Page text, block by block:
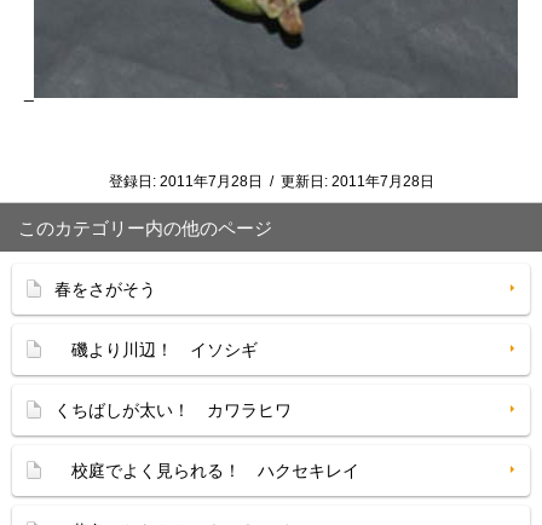
登録日: 2011年7月28日 / 更新日: 2011年7月28日
このカテゴリー内の他のページ
春をさがそう
磯より川辺！ イソシギ
くちばしが太い！ カワラヒワ
校庭でよく見られる！ ハクセキレイ